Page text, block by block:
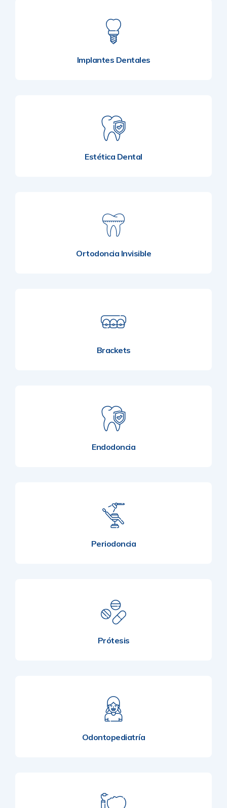
Implantes Dentales
Estética Dental
Ortodoncia Invisible
Brackets
Endodoncia
Periodoncia
Prótesis
Odontopediatría